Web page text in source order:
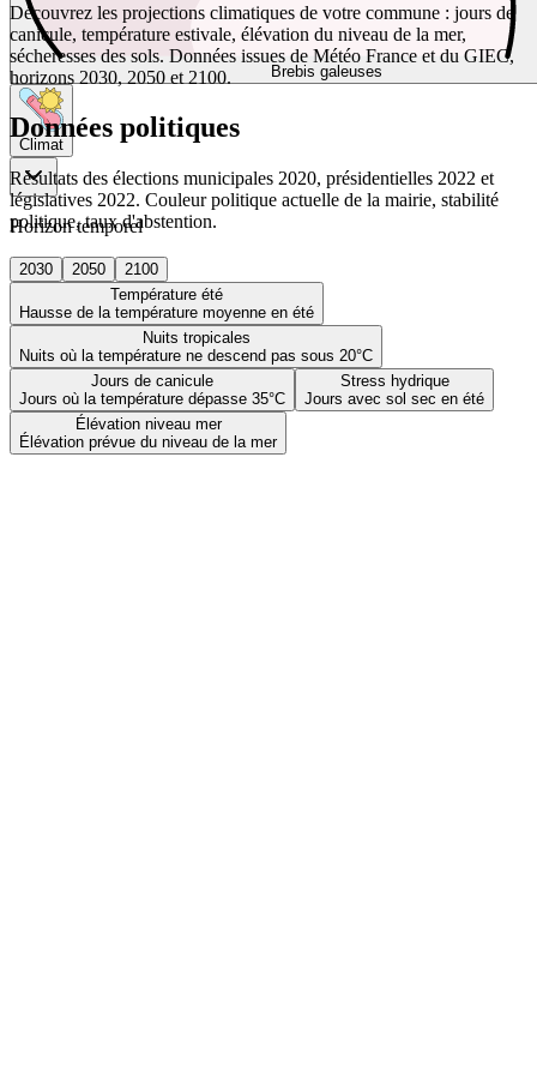
Brebis galeuses
Climat
Horizon temporel
2030 2050
2100
Température été
Hausse de la température moyenne en été
Nuits tropicales
Nuits où la température ne descend pas sous 20°C
Jours de canicule
Jours où la température dépasse 35°C
Stress hydrique
Jours avec sol sec en été
Élévation niveau mer
Élévation prévue du niveau de la mer
Découvrez les projections climatiques de votre commune : jours de
canicule, température estivale, élévation du niveau de la mer,
sécheresses des sols. Données issues de Météo France et du GIEC,
horizons 2030, 2050 et 2100.
Données politiques
Résultats des élections municipales 2020, présidentielles 2022 et
législatives 2022. Couleur politique actuelle de la mairie, stabilité
politique, taux d'abstention.